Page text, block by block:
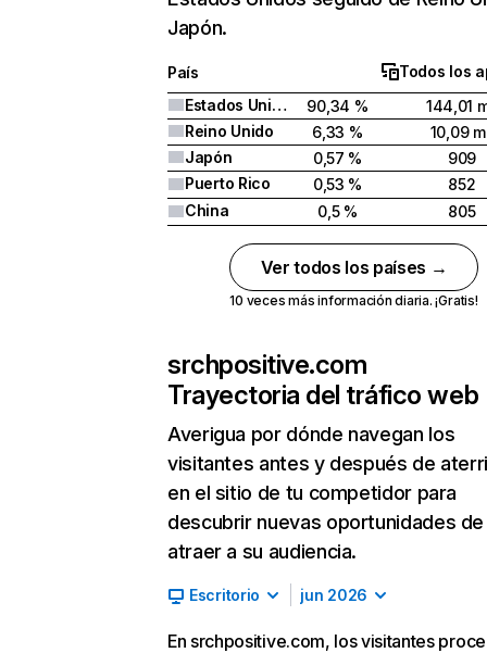
Japón.
País
Todos los
Estados Unidos
90,34 %
144,01
Reino Unido
6,33 %
10,09
Japón
0,57 %
909
Puerto Rico
0,53 %
852
China
0,5 % 805
Ver todos los países →
10 veces más información diaria. ¡Gratis!
srchpositive.com
Trayectoria del tráfico web
Averigua por dónde navegan los
visitantes antes y después de
en el sitio de tu competidor para
descubrir nuevas oportunidades de
atraer a su audiencia.
Escritorio jun 2026
En srchpositive.com, los visitantes